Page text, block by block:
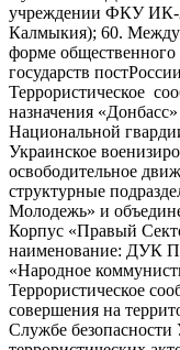
учреждении ФКУ ИК-
Калмыкия); 60.
форме
государств
Террористическое
назначения
Национальной
Украинское
освободительное
структурные
Молодежь» и
Корпус «Правый
наименование: ДУК
«Народное
Террористическое
совершения на
Службе